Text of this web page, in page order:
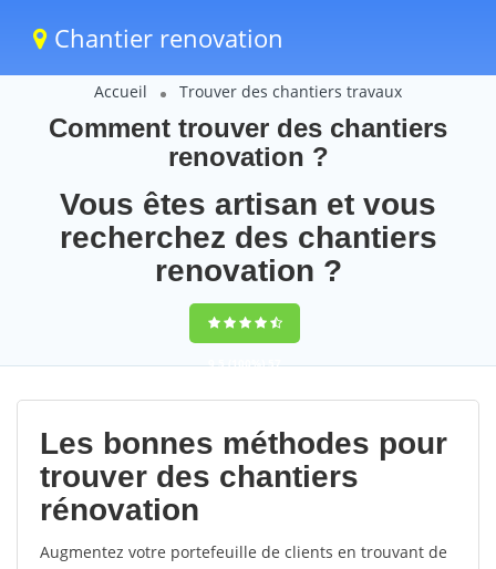
Chantier renovation
Accueil Trouver des chantiers travaux
Comment trouver des chantiers
renovation ?
Vous êtes artisan et vous
recherchez des chantiers
renovation ?
9,5(100%)57
votes
Les bonnes méthodes pour
trouver des chantiers
rénovation
Augmentez votre portefeuille de clients en trouvant de